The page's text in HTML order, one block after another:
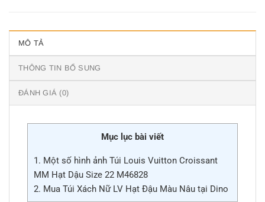
MÔ TẢ
THÔNG TIN BỔ SUNG
ĐÁNH GIÁ (0)
Mục lục bài viết
1. Một số hình ảnh Túi Louis Vuitton Croissant
MM Hạt Dậu Size 22 M46828
2. Mua Túi Xách Nữ LV Hạt Đậu Màu Nâu tại Dino